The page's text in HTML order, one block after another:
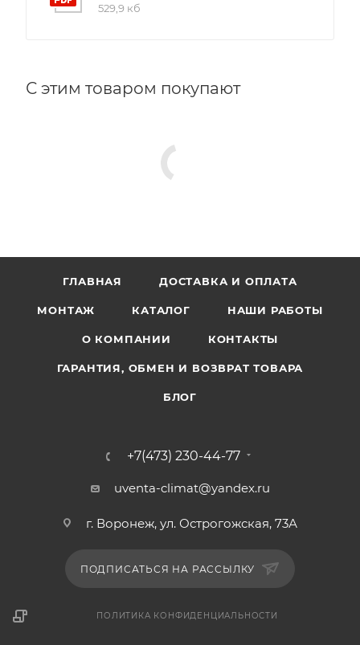
529,9 кб
С этим товаром покупают
ГЛАВНАЯ ДОСТАВКА И ОПЛАТА
МОНТАЖ КАТАЛОГ НАШИ РАБОТЫ
О КОМПАНИИ КОНТАКТЫ
ГАРАНТИЯ, ОБМЕН И ВОЗВРАТ ТОВАРА
БЛОГ
+7(473) 230-44-77
uventa-climat@yandex.ru
г. Воронеж, ул. Острогожская, 73А
ПОДПИСАТЬСЯ НА РАССЫЛКУ
ПОЛИТИКА КОНФИДЕНЦИАЛЬНОСТИ